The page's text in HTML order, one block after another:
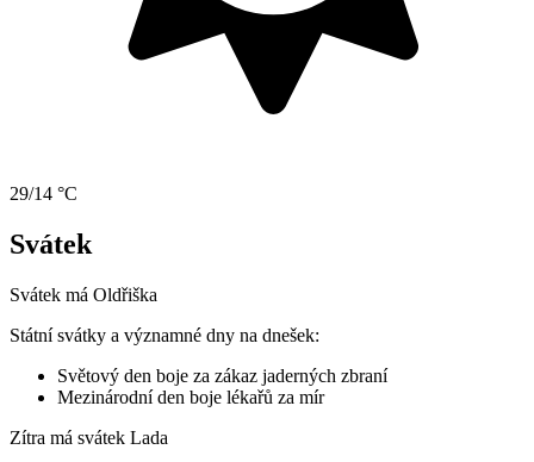
29/14 °C
Svátek
Svátek má Oldřiška
Státní svátky a významné dny na dnešek:
Světový den boje za zákaz jaderných zbraní
Mezinárodní den boje lékařů za mír
Zítra má svátek Lada